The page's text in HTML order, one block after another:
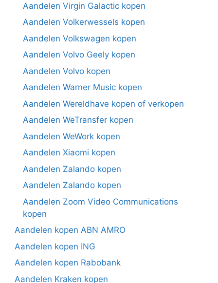
Aandelen Virgin Galactic kopen
Aandelen Volkerwessels kopen
Aandelen Volkswagen kopen
Aandelen Volvo Geely kopen
Aandelen Volvo kopen
Aandelen Warner Music kopen
Aandelen Wereldhave kopen of verkopen
Aandelen WeTransfer kopen
Aandelen WeWork kopen
Aandelen Xiaomi kopen
Aandelen Zalando kopen
Aandelen Zalando kopen
Aandelen Zoom Video Communications
kopen
Aandelen kopen ABN AMRO
Aandelen kopen ING
Aandelen kopen Rabobank
Aandelen Kraken kopen